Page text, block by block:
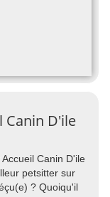
Canin D'ile
Canin D'ile
petsitter sur
? Quoiqu'il